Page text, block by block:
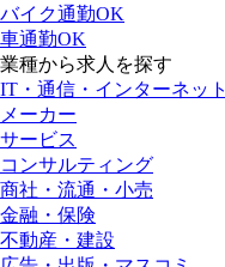
バイク通勤OK
車通勤OK
業種から求人を探す
IT・通信・インターネット
メーカー
サービス
コンサルティング
商社・流通・小売
金融・保険
不動産・建設